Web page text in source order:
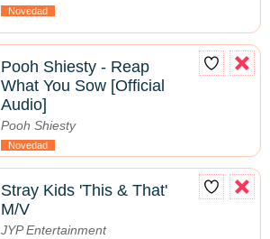
Novedad
Pooh Shiesty - Reap
What You Sow [Official
Audio]
Pooh Shiesty
Novedad
Stray Kids 'This & That'
M/V
JYP Entertainment